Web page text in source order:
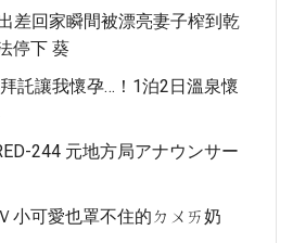
差回家瞬間被漂亮妻子榨到乾
停下 葵
託讓我懷孕…！1泊2日溫泉懷
244 元地方局アナウンサー
小可愛也罩不住的ㄉㄨㄞ奶